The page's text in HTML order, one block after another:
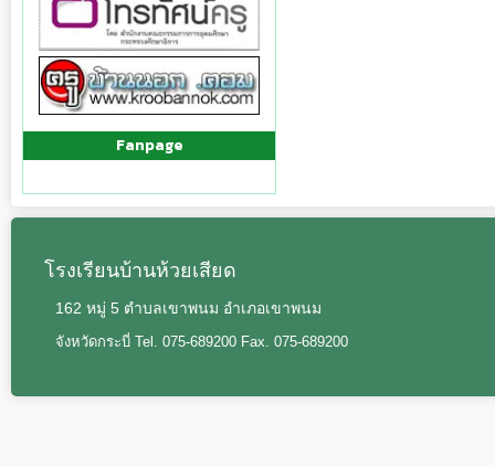
Fanpage
โรงเรียนบ้านห้วยเสียด
162 หมู่ 5 ตำบลเขาพนม อำเภอเขาพนม
จังหวัดกระบี่ Tel. 075-689200 Fax. 075-689200